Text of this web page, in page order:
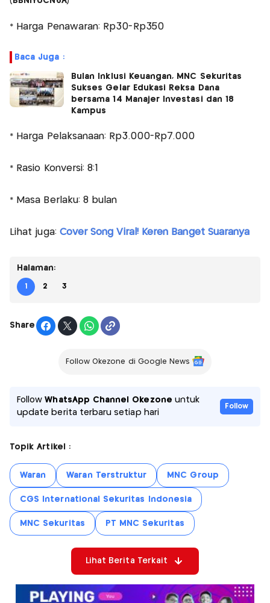
* Harga Penawaran: Rp30-Rp350
Baca Juga :
Bulan Inklusi Keuangan, MNC Sekuritas
Sukses Gelar Edukasi Reksa Dana
bersama 14 Manajer Investasi dan 18
Kampus
* Harga Pelaksanaan: Rp3.000-Rp7.000
* Rasio Konversi: 8:1
* Masa Berlaku: 8 bulan
Lihat juga: Cover Song Viral! Keren Banget Suaranya
Halaman:
1 2 3
Share
Follow Okezone di Google News
FollowWhatsApp Channel Okezone untuk
update berita terbaru setiap hari
Follow
Topik Artikel :
Waran Waran Terstruktur MNC Group
CGS International Sekuritas Indonesia
MNC Sekuritas PT MNC Sekuritas
Lihat Berita Terkait